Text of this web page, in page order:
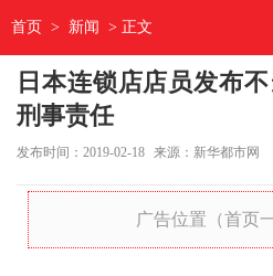
首页 > 新闻 > 正文
日本连锁店店员发布
刑事责任
发布时间：2019-02-18 来源：新华都市网
广告位置（首页